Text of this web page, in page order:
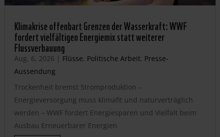
Klimakrise offenbart Grenzen der Wasserkraft: WWF
fordert vielfältigen Energiemix statt weiterer
Flussverbauung
Aug. 6, 2026 | Flüsse, Politische Arbeit, Presse-
Aussendung
Trockenheit bremst Stromproduktion –
Energieversorgung muss klimafit und naturverträglich
werden – WWF fordert Energiesparen und Vielfalt beim
Ausbau Erneuerbarer Energien